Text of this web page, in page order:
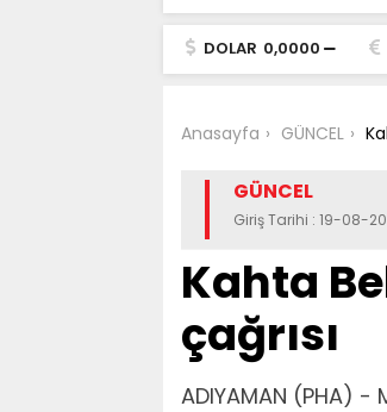
DOLAR 0,0000
Anasayfa GÜNCEL
GÜNCEL
Giriş Tarihi : 19-08-
Kahta
çağrısı
ADIYAMAN (PHA) -